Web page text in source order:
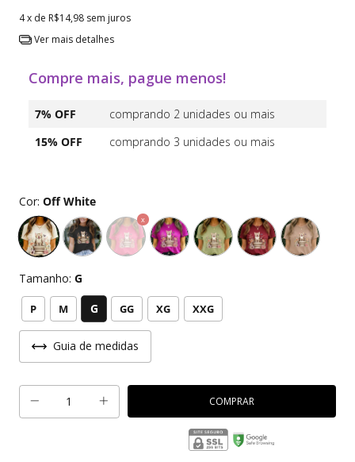
4x de R$14,98 sem juros
Ver mais detalhes
Compre mais, pague menos!
7% OFF
comprando 2 unidades ou mais
15% OFF
comprando 3 unidades ou mais
Cor: Off White
Tamanho: G
P M G GG XG XXG
Guia de medidas